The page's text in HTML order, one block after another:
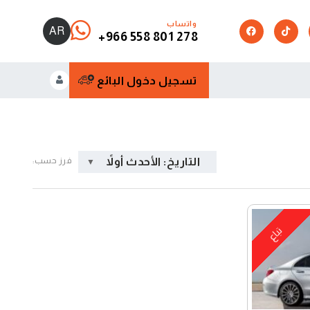
واتساب
+966 558 801 278
AR
تسجيل دخول البائع
فرز حسب: التاريخ: الأحدث أولاً
تباع